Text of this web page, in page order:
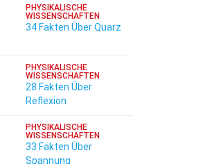
PHYSIKALISCHE
WISSENSCHAFTEN
34 Fakten Über Quarz
PHYSIKALISCHE
WISSENSCHAFTEN
28 Fakten Über
Reflexion
PHYSIKALISCHE
WISSENSCHAFTEN
33 Fakten Über
Spannung